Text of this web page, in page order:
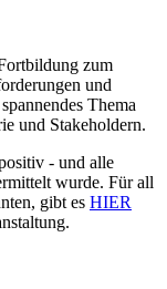
zum
und
Thema
und Stakeholdern.
- und alle
wurde. Für all
gibt es HIER